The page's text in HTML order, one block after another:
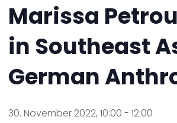
Marissa
in Southeast
German
30. November 2022, 10:00 - 12:00